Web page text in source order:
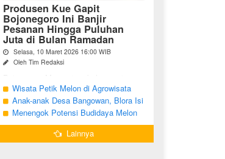
Produsen Kue Gapit
Bojonegoro Ini Banjir
Pesanan Hingga Puluhan
Juta di Bulan Ramadan
Selasa, 10 Maret 2026 16:00 WIB
Oleh Tim Redaksi
Ramadan membawa keberkahan
tersendiri bagi para pelaku Usaha Mikro
Kecil dan Menengah (UMKM) di
Kabupaten Bojonegoro. ...
Wisata Petik Melon di Agrowisata
Girli Farm Blora, Tak Sampai 5 Hari
Sudah Ludes Terjual
Anak-anak Desa Bangowan, Blora Isi
Waktu Jelang Buka Puasa dengan
Latihan Gamelan
Menengok Potensi Budidaya Melon
Menggunakan Greenhouse di
Lainnya